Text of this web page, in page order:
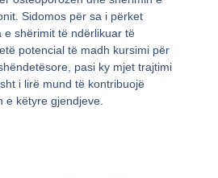
Sidomos për sa i përket
e shërimit të ndërlikuar të
potencial të madh kursimi për
pasi ky mjet trajtimi
i lirë mund të kontribuojë
e këtyre gjendjeve.